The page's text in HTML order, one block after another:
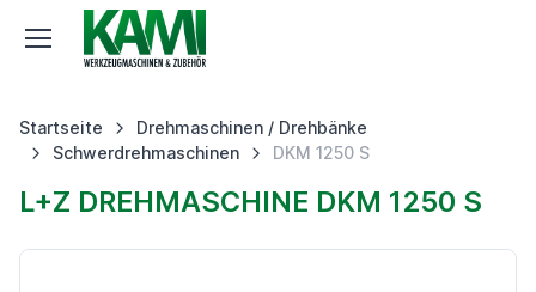
Startseite
Drehmaschinen / Drehbänke
Schwerdrehmaschinen
DKM 1250 S
L+Z DREHMASCHINE DKM 1250 S